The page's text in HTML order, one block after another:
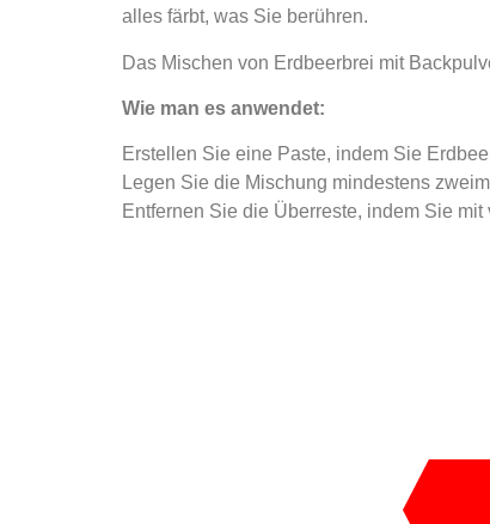
alles färbt, was Sie berühren.
Das Mischen von Erdbeerbrei mit
Wie man es anwendet:
Erstellen Sie eine Paste, indem Sie
Legen Sie die Mischung mindestens
Entfernen Sie die Überreste, indem Sie mit